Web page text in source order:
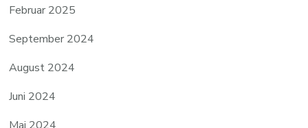
Februar 2025
September 2024
August 2024
Juni 2024